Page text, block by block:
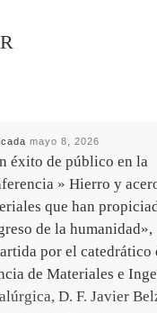
mayo 8, 2026
éxito de público en la
» Hierro y
que han
de la humanidad»,
por el catedrático
de Materiales e
D. F. Javier